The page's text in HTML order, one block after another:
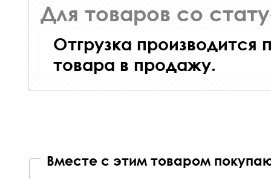
Для товаров со
Отгрузка производится
товара в продажу.
Вместе с этим товаром